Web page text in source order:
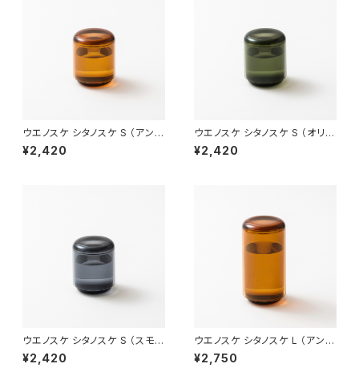
ウエノスケ シタノスケ S （アンバ
ー）
¥2,420
ウエノスケ シタノスケ S （オリー
ブ）
¥2,420
ウエノスケ シタノスケ S （スモー
ク）
¥2,420
ウエノスケ シタノスケ L （アンバ
ー）
¥2,750